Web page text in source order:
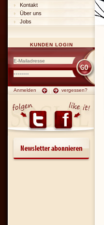
Kontakt
Über uns
Jobs
KUNDEN LOGIN
Anmelden vergessen?